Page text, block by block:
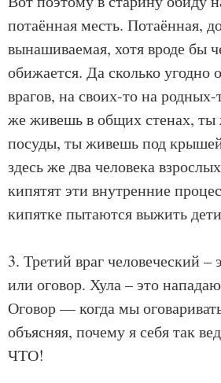
потаённая месть. Потаённая,
вынашиваемая, хотя вроде бы
обижается. Да сколько угодно
врагов, на своих-то на
же живешь в общих стенах, ты
посуды, ты живешь под
здесь же два человека
кипятят эти внутренние
кипятке пытаются выжить
3. Третий враг человеческий –
или оговор. Хула – это
Оговор — когда мы
объясняя, почему я себя так
ЧТО!